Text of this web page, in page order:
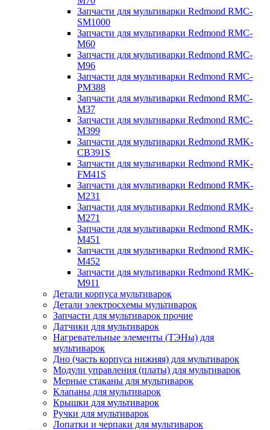
Запчасти для мультиварки Redmond RMC-
SM1000
Запчасти для мультиварки Redmond RMC-
M60
Запчасти для мультиварки Redmond RMC-
M96
Запчасти для мультиварки Redmond RMC-
PM388
Запчасти для мультиварки Redmond RMC-
M37
Запчасти для мультиварки Redmond RMC-
M399
Запчасти для мультиварки Redmond RMK-
CB391S
Запчасти для мультиварки Redmond RMK-
FM41S
Запчасти для мультиварки Redmond RMK-
M231
Запчасти для мультиварки Redmond RMK-
M271
Запчасти для мультиварки Redmond RMK-
M451
Запчасти для мультиварки Redmond RMK-
M452
Запчасти для мультиварки Redmond RMK-
M911
Детали корпуса мультиварок
Детали электросхемы мультиварок
Запчасти для мультиварок прочие
Датчики для мультиварок
Нагревательные элементы (ТЭНы) для
мультиварок
Дно (часть корпуса нижняя) для мультиварок
Модули управления (платы) для мультиварок
Мерные стаканы для мультиварок
Клапаны для мультиварок
Крышки для мультиварок
Ручки для мультиварок
Лопатки и черпаки для мультиварок